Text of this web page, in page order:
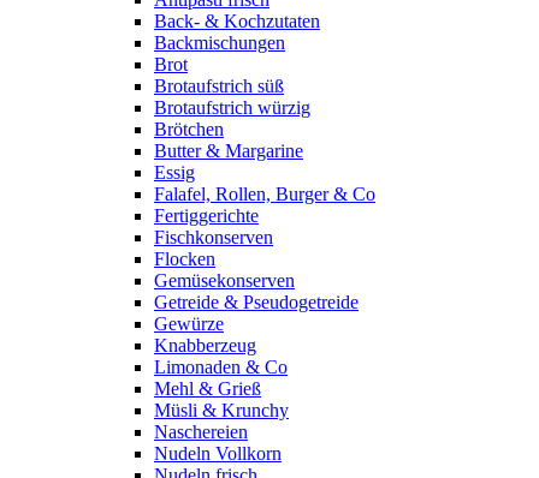
Back- & Kochzutaten
Backmischungen
Brot
Brotaufstrich süß
Brotaufstrich würzig
Brötchen
Butter & Margarine
Essig
Falafel, Rollen, Burger & Co
Fertiggerichte
Fischkonserven
Flocken
Gemüsekonserven
Getreide & Pseudogetreide
Gewürze
Knabberzeug
Limonaden & Co
Mehl & Grieß
Müsli & Krunchy
Naschereien
Nudeln Vollkorn